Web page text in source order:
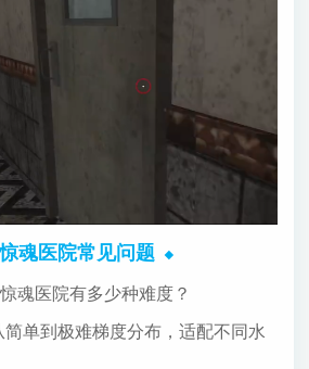
魂医院常见问题
魂医院有多少种难度？
单到极难梯度分布，适配不同水